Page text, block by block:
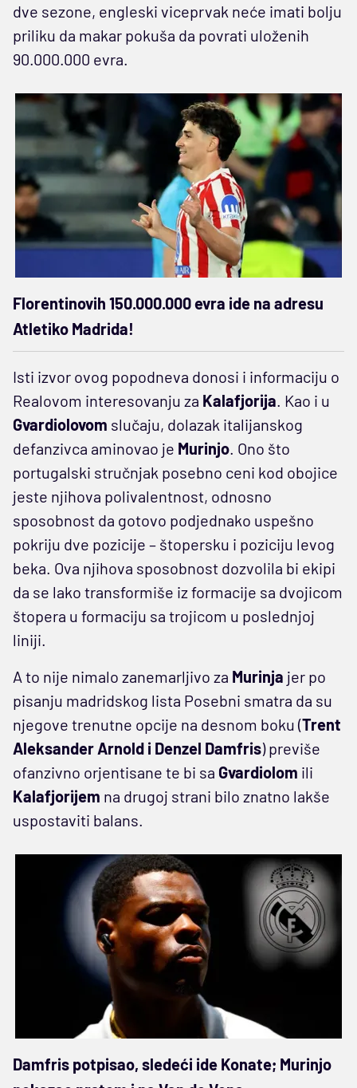
dve sezone, engleski viceprvak neće imati bolju
priliku da makar pokuša da povrati uloženih
90.000.000 evra.
Florentinovih 150.000.000 evra ide na adresu
Atletiko Madrida!
Isti izvor ovog popodneva donosi i informaciju o
Realovom interesovanju za Kalafjorija. Kao i u
Gvardiolovom slučaju, dolazak italijanskog
defanzivca aminovao je Murinjo. Ono što
portugalski stručnjak posebno ceni kod obojice
jeste njihova polivalentnost, odnosno
sposobnost da gotovo podjednako uspešno
pokriju dve pozicije – štopersku i poziciju levog
beka. Ova njihova sposobnost dozvolila bi ekipi
da se lako transformiše iz formacije sa dvojicom
štopera u formaciju sa trojicom u poslednjoj
liniji.
A to nije nimalo zanemarljivo za Murinja jer po
pisanju madridskog lista Posebni smatra da su
njegove trenutne opcije na desnom boku (Trent
Aleksander Arnold i Denzel Damfris) previše
ofanzivno orjentisane te bi sa Gvardiolom ili
Kalafjorijem na drugoj strani bilo znatno lakše
uspostaviti balans.
Damfris potpisao, sledeći ide Konate; Murinjo